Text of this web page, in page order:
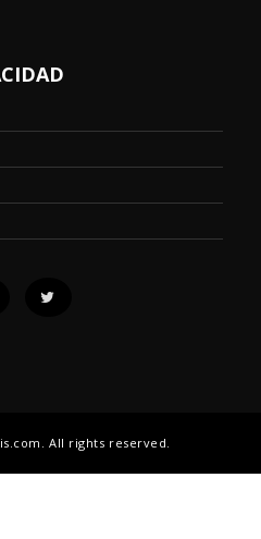
All rights reserved.